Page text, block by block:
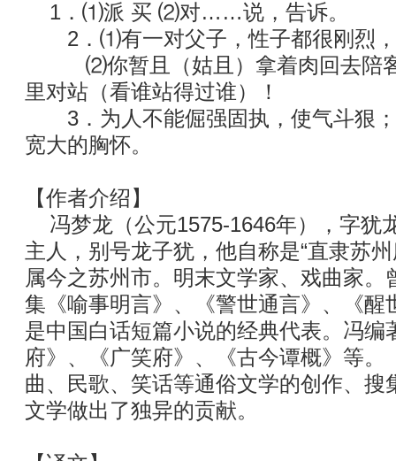
1．⑴派 买 ⑵对……说，告诉。
2．⑴有一对父子，性子都很刚烈，
⑵你暂且（姑且）拿着肉回去陪客
里对站（看谁站得过谁）！
3．为人不能倔强固执，使气斗狠；
宽大的胸怀。
【作者介绍】
冯梦龙（公元1575-1646年），字犹
主人，别号龙子犹，他自称是“直隶苏
属今之苏州市。明末文学家、戏曲家。
集《喻事明言》、《警世通言》、《醒
是中国白话短篇小说的经典代表。冯编
府》、《广笑府》、《古今谭概》等。
曲、民歌、笑话等通俗文学的创作、搜
文学做出了独异的贡献。